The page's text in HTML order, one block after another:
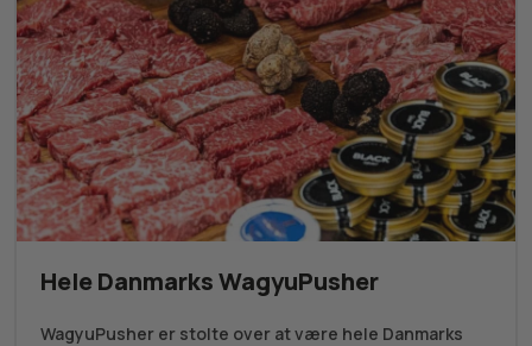
Hele Danmarks WagyuPusher
WagyuPusher er stolte over at være hele Danmarks